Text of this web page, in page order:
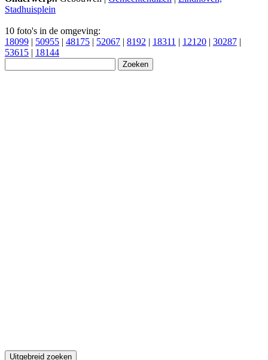
Stadhuisplein
10 foto's in de omgeving:
18099 | 50955 | 48175 | 52067 | 8192 | 18311 | 12120 | 30287 |
53615 | 18144